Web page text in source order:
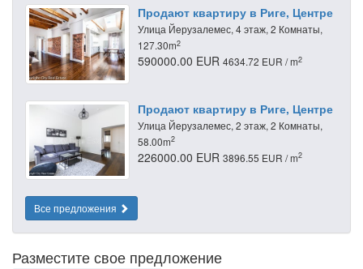
Продают квартиру в Риге, Центре
Улица Йeрузалемес, 4 этаж, 2 Комнаты,
127.30m2
590000.00 EUR 4634.72 EUR / m2
Продают квартиру в Риге, Центре
Улица Йeрузалемес, 2 этаж, 2 Комнаты,
58.00m2
226000.00 EUR 3896.55 EUR / m2
Все предложения
Разместите свое предложение